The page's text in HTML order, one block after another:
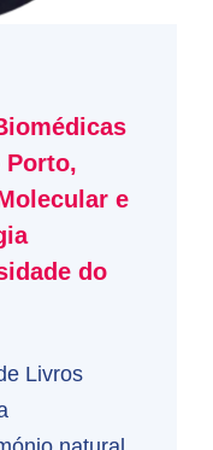
Porto,
e
do
Livros